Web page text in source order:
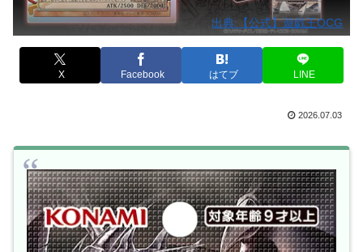
出典:【公式】遊戯王OCG
X Facebook はてブ LINE
2026.07.03